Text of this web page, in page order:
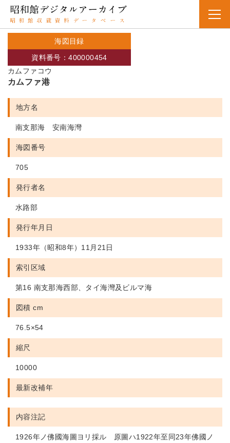
海図目録
カムファコウ
資料番号：400000454
カムファ港
地方名
南支那海 安南海灣
海図番号
705
発行者名
水路部
発行年月日
1933年（昭和8年）11月21日
索引区域
第16 南支那海西部、タイ海灣及ビルマ海
図積 cm
76.5×54
縮尺
10000
最新改補年
内容注記
1926年ノ佛國海圖ヨリ採ル 原圖ハ1922年至同23年佛國ノ